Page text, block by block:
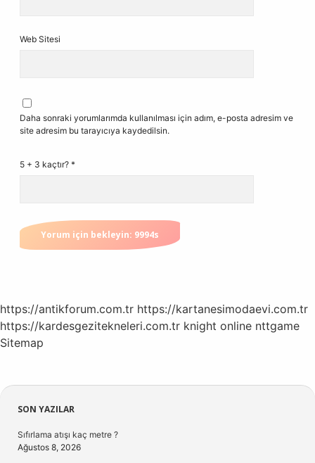
Web Sitesi
Daha sonraki yorumlarımda kullanılması için adım, e-posta adresim ve
site adresim bu tarayıcıya kaydedilsin.
5 + 3 kaçtır? *
https://antikforum.com.tr https://kartanesimodaevi.com.tr
https://kardesgezitekneleri.com.tr knight online nttgame
Sitemap
Sidebar
SON YAZILAR
Sıfırlama atışı kaç metre ?
Ağustos 8, 2026